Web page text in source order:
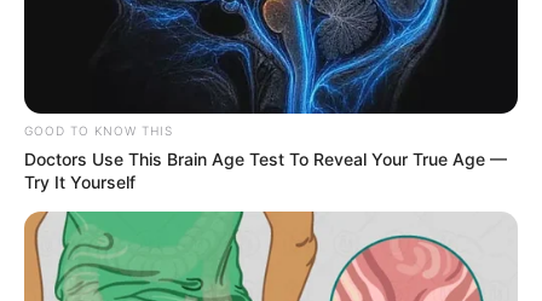
GOOD TO KNOW THIS
Doctors Use This Brain Age Test To Reveal Your True Age —
Try It Yourself